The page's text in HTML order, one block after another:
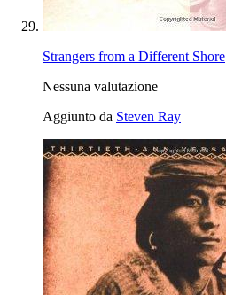
Strangers from a Different Shore
Nessuna valutazione
Aggiunto da Steven Ray